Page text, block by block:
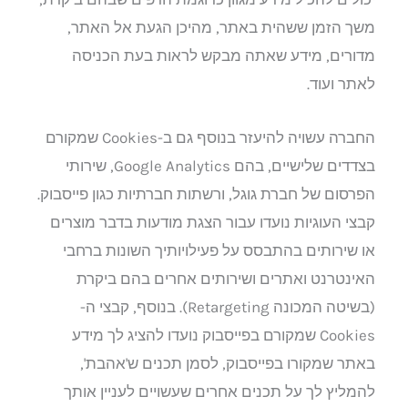
משך הזמן ששהית באתר, מהיכן הגעת אל האתר,
מדורים, מידע שאתה מבקש לראות בעת הכניסה
לאתר ועוד.
החברה עשויה להיעזר בנוסף גם ב-Cookies שמקורם
בצדדים שלישיים, בהם Google Analytics, שירותי
הפרסום של חברת גוגל, ורשתות חברתיות כגון פייסבוק.
קבצי העוגיות נועדו עבור הצגת מודעות בדבר מוצרים
או שירותים בהתבסס על פעילויותיך השונות ברחבי
האינטרנט ואתרים ושירותים אחרים בהם ביקרת
(בשיטה המכונה Retargeting). בנוסף, קבצי ה-
Cookies שמקורם בפייסבוק נועדו להציג לך מידע
באתר שמקורו בפייסבוק, לסמן תכנים ש'אהבת',
להמליץ לך על תכנים אחרים שעשויים לעניין אותך